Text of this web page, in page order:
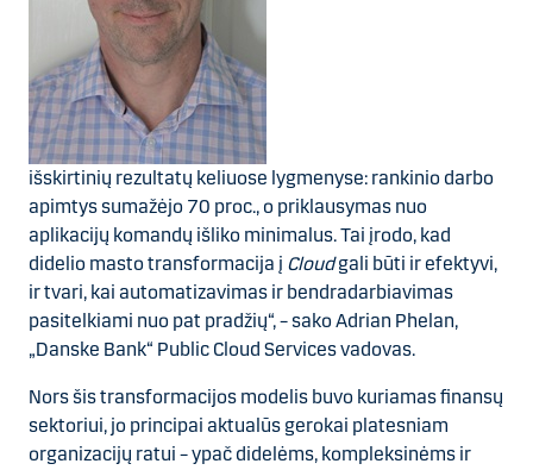
išskirtinių rezultatų keliuose lygmenyse: rankinio darbo
apimtys sumažėjo 70 proc., o priklausymas nuo
aplikacijų komandų išliko minimalus. Tai įrodo, kad
didelio masto transformacija į Cloudgali būti ir efektyvi,
ir tvari, kai automatizavimas ir bendradarbiavimas
pasitelkiami nuo pat pradžių“, – sako Adrian Phelan,
„Danske Bank“ Public Cloud Services vadovas.
Nors šis transformacijos modelis buvo kuriamas finansų
sektoriui, jo principai aktualūs gerokai platesniam
organizacijų ratui – ypač didelėms, kompleksinėms ir